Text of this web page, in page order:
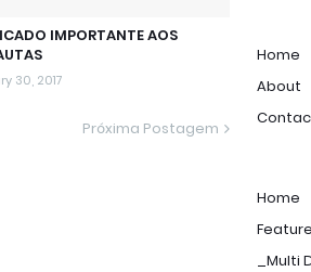
IMPORTANTE AOS
30, 2017
Próxima Postagem
Home
About
Home
_Multi